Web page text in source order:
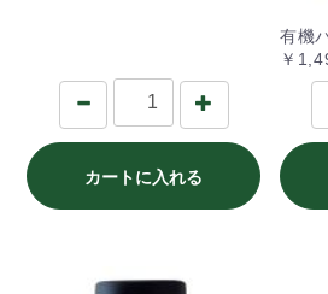
カートに入れる
有機
￥